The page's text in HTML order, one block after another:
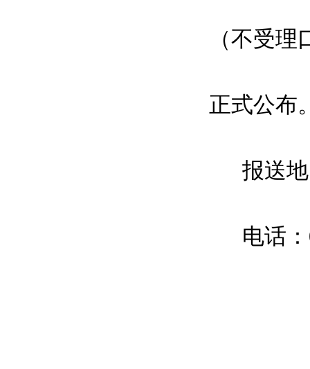
（不受
正式公布
报送地
电话：